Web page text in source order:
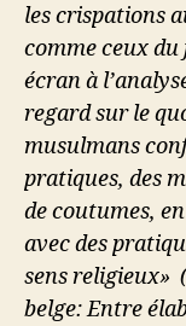
les crispations
comme ceux
écran à
regard sur le
musulmans
pratiques, des
de coutumes,
avec des
sens religieux» (
belge: Entre